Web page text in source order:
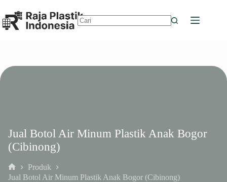
to
content
Jual Botol Air Minum Plastik Anak Bogor
(Cibinong)
Home
Produk
Jual Botol Air Minum Plastik Anak Bogor (Cibinong)